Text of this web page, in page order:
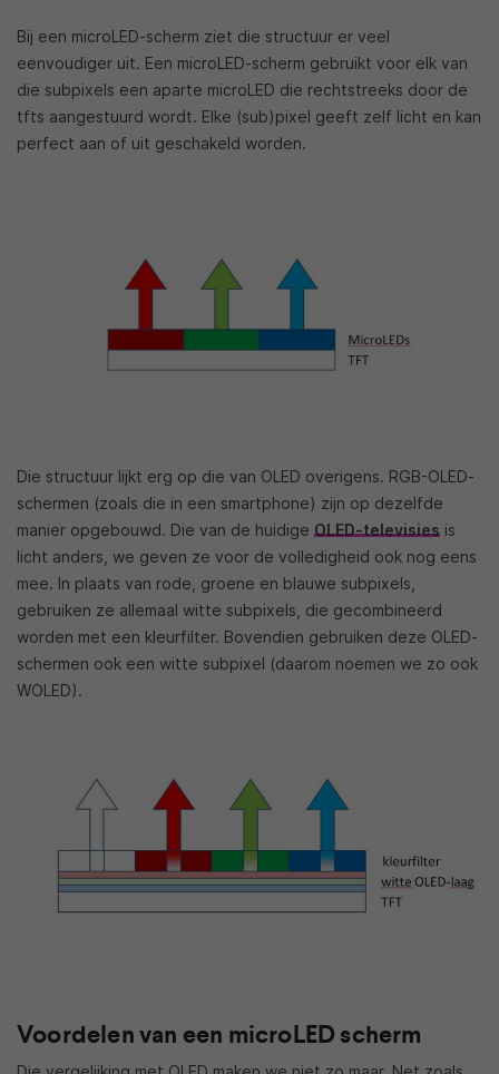
Bij een microLED-scherm ziet die structuur er veel
eenvoudiger uit. Een microLED-scherm gebruikt voor elk van
die subpixels een aparte microLED die rechtstreeks door de
tfts aangestuurd wordt. Elke (sub)pixel geeft zelf licht en kan
perfect aan of uit geschakeld worden.
Die structuur lijkt erg op die van OLED overigens. RGB-OLED-
schermen (zoals die in een smartphone) zijn op dezelfde
manier opgebouwd. Die van de huidige OLED-televisies is
licht anders, we geven ze voor de volledigheid ook nog eens
mee. In plaats van rode, groene en blauwe subpixels,
gebruiken ze allemaal witte subpixels, die gecombineerd
worden met een kleurfilter. Bovendien gebruiken deze OLED-
schermen ook een witte subpixel (daarom noemen we zo ook
WOLED).
Voordelen van een microLED scherm